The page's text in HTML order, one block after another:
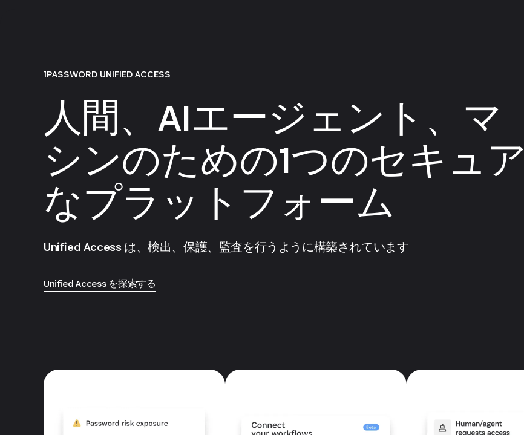
1PASSWORD UNIFIED ACCESS
人間、AIエージェント、マ
シンのための1つのセキュア
なプラットフォーム
Unified Access は、検出、保護、監査を行うように構築されています
Unified Access を探索する